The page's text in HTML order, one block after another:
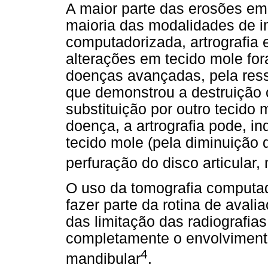
A maior parte das erosões
maioria das modalidades de
computadorizada, artrografia
alterações em tecido mole
doenças avançadas, pela
que demonstrou a
substituição por outro tecido
doença, a artrografia pode,
tecido mole (pela diminuição
perfuração do disco articular,
O uso da tomografia
fazer parte da rotina de
das limitação das
completamente o
mandibular4.